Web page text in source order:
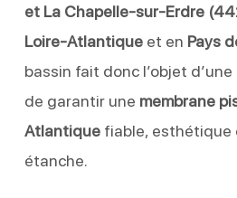
et La Chapelle-sur-Erdre
Loire-Atlantiqueet en Pays
bassin fait donc l’objet
de garantir une membrane
Atlantiquefiable, esthétique
étanche.